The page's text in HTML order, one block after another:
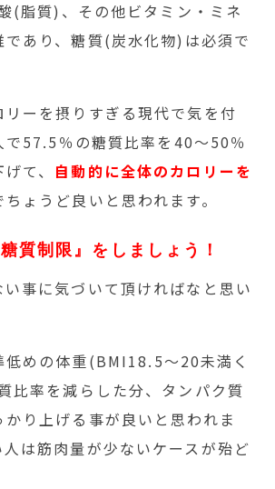
(脂質)、その他ビタミン・ミネ
であり、糖質(炭水化物)は必須で
リーを摂りすぎる現代で気を付
で57.5％の糖質比率を40～50％
て、 自動的に全体のカロリーを
ちょうど良いと思われます。
質制限』をしましょう！
い事に気づいて頂ければなと思い
低めの体重(BMI18.5～20未満く
比率を減らした分、タンパク質
り上げる事が良いと思われま
は筋肉量が少ないケースが殆ど